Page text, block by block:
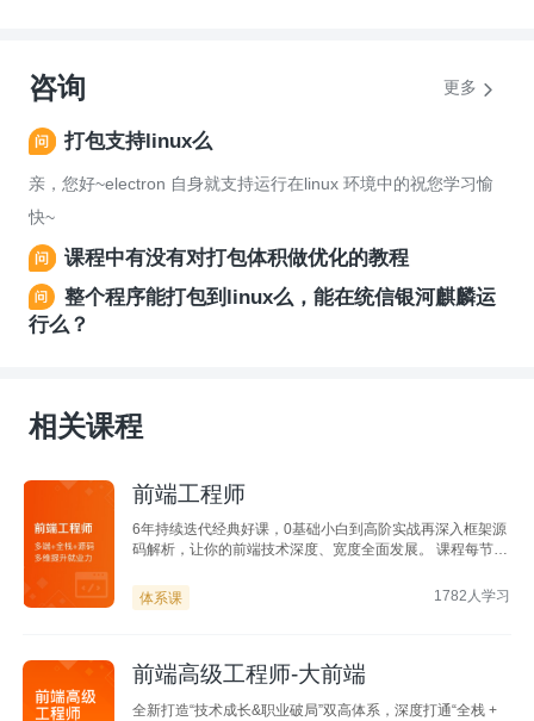
咨询 更多
打包支持linux么
亲，您好~electron 自身就支持运行在linux 环境中的祝您学习愉
快~
课程中有没有对打包体积做优化的教程
整个程序能打包到linux么，能在统信银河麒麟运
行么？
相关课程
前端工程师
6年持续迭代经典好课，0基础小白到高阶实战再深入框架源
码解析，让你的前端技术深度、宽度全面发展。 课程每节课
他同类课程让你更快速提升前端编程竞争力。
体系课 1782人学习
前端高级工程师-大前端
全新打造“技术成长&职业破局”双高体系，深度打通“全栈 +